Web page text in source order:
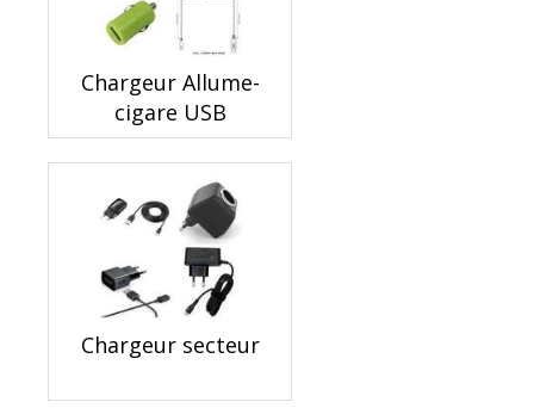
Chargeur Allume-
cigare USB
Chargeur secteur